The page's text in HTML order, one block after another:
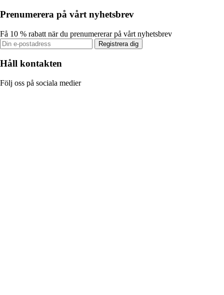
Prenumerera på vårt nyhetsbrev
Få 10 % rabatt när du prenumererar på vårt nyhetsbrev
Registrera dig
Håll kontakten
Följ oss på sociala medier